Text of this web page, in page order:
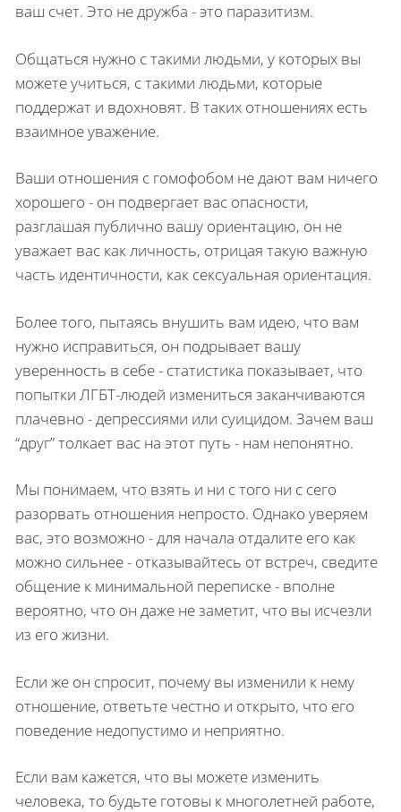
ваш счет. Это не дружба - это паразитизм.
Общаться нужно с такими людьми, у которых вы
можете учиться, с такими людьми, которые
поддержат и вдохновят. В таких отношениях есть
взаимное уважение.
Ваши отношения с гомофобом не дают вам ничего
хорошего - он подвергает вас опасности,
разглашая публично вашу ориентацию, он не
уважает вас как личность, отрицая такую важную
часть идентичности, как сексуальная ориентация.
Более того, пытаясь внушить вам идею, что вам
нужно исправиться, он подрывает вашу
уверенность в себе - статистика показывает, что
попытки ЛГБТ-людей измениться заканчиваются
плачевно - депрессиями или суицидом. Зачем ваш
“друг” толкает вас на этот путь - нам непонятно.
Мы понимаем, что взять и ни с того ни с сего
разорвать отношения непросто. Однако уверяем
вас, это возможно - для начала отдалите его как
можно сильнее - отказывайтесь от встреч, сведите
общение к минимальной переписке - вполне
вероятно, что он даже не заметит, что вы исчезли
из его жизни.
Если же он спросит, почему вы изменили к нему
отношение, ответьте честно и открыто, что его
поведение недопустимо и неприятно.
Если вам кажется, что вы можете изменить
человека, то будьте готовы к многолетней работе,